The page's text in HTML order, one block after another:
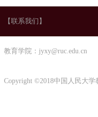
【联系我们】
教育学院：jyxy@ruc.edu.cn
Copyright ©2018中国人民大